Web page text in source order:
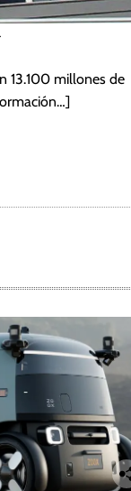
13.100 millones de